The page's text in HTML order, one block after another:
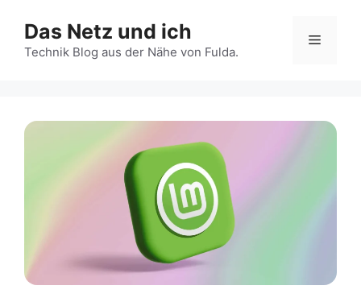
Inhalt
springen
Das Netz und ich
Technik Blog aus der Nähe von Fulda.
Menü